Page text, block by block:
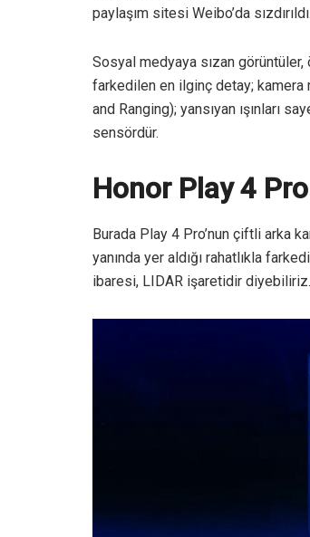
paylaşım sitesi Weibo’da
Sosyal medyaya sızan
farkedilen en ilginç detay; kamera
and Ranging); yansıyan ışınları
sensördür.
Honor Play 4
Burada Play 4 Pro’nun çiftli arka
yanında yer aldığı rahatlıkla
ibaresi, LIDAR işaretidir diyebiliriz.